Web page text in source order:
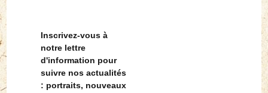
Inscrivez-vous à
notre lettre
d'information pour
suivre nos actualités
: portraits, nouveaux